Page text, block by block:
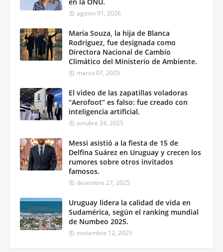
en la ONU.
agosto 01, 2026
María Souza, la hija de Blanca
Rodríguez, fue designada como
Directora Nacional de Cambio
Climático del Ministerio de Ambiente.
marzo 07, 2025
El video de las zapatillas voladoras
“Aerofoot” es falso: fue creado con
inteligencia artificial.
octubre 24, 2025
Messi asistió a la fiesta de 15 de
Delfina Suárez en Uruguay y crecen los
rumores sobre otros invitados
famosos.
diciembre 27, 2025
Uruguay lidera la calidad de vida en
Sudamérica, según el ranking mundial
de Numbeo 2025.
noviembre 12, 2025